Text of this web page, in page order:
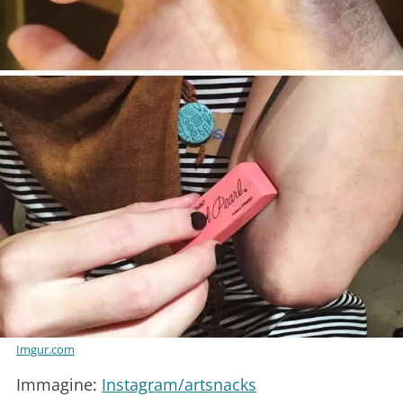
Imgur.com
Immagine: Instagram/artsnacks